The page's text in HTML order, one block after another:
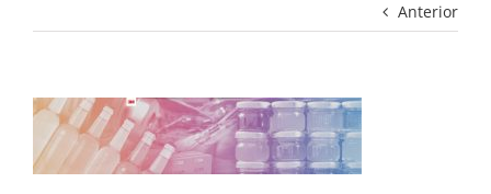
Anterior